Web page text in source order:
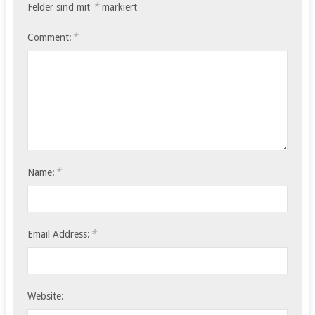
Felder sind mit *markiert
Comment: *
Name: *
Email Address: *
Website: